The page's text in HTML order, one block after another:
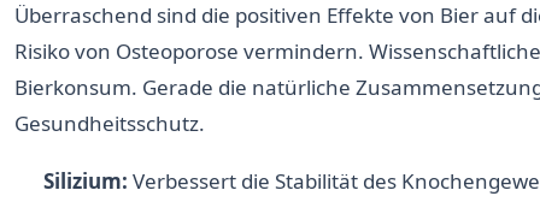
Überraschend sind die positiven Effekte von Bier auf
Risiko von Osteoporose vermindern.
Bierkonsum. Gerade die natürliche
Gesundheitsschutz.
Silizium: Verbessert die Stabilität des